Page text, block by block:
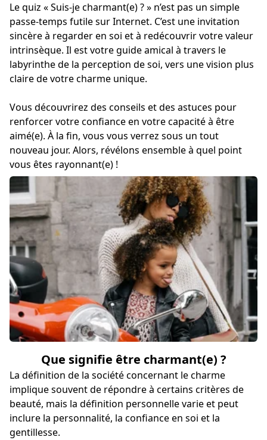
Le quiz « Suis-je charmant(e) ? » n’est pas un simple
passe-temps futile sur Internet. C’est une invitation
sincère à regarder en soi et à redécouvrir votre valeur
intrinsèque. Il est votre guide amical à travers le
labyrinthe de la perception de soi, vers une vision plus
claire de votre charme unique.
Vous découvrirez des conseils et des astuces pour
renforcer votre confiance en votre capacité à être
aimé(e). À la fin, vous vous verrez sous un tout
nouveau jour. Alors, révélons ensemble à quel point
vous êtes rayonnant(e) !
Que signifie être charmant(e) ?
La définition de la société concernant le charme
implique souvent de répondre à certains critères de
beauté, mais la définition personnelle varie et peut
inclure la personnalité, la confiance en soi et la
gentillesse.